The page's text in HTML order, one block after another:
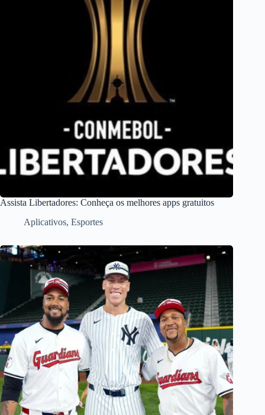
Assista Libertadores: Conheça os melhores apps gratuitos
Aplicativos, Esportes